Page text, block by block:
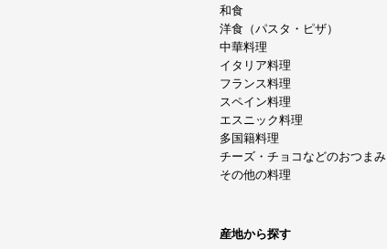
和食
洋食（パスタ・ピザ）
中華料理
イタリア料理
フランス料理
スペイン料理
エスニック料理
多国籍料理
チーズ・チョコなどのおつまみ
その他の料理
産地から探す